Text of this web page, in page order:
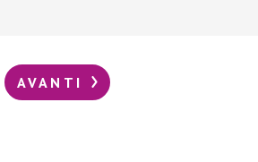
AVANTI